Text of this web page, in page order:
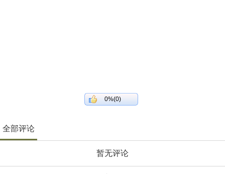
0%(0)
全部评论
暂无评论